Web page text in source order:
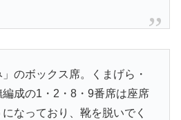
」のボックス席。くまげら・
成の1・2・8・9番席は座席
なっており、靴を脱いでく